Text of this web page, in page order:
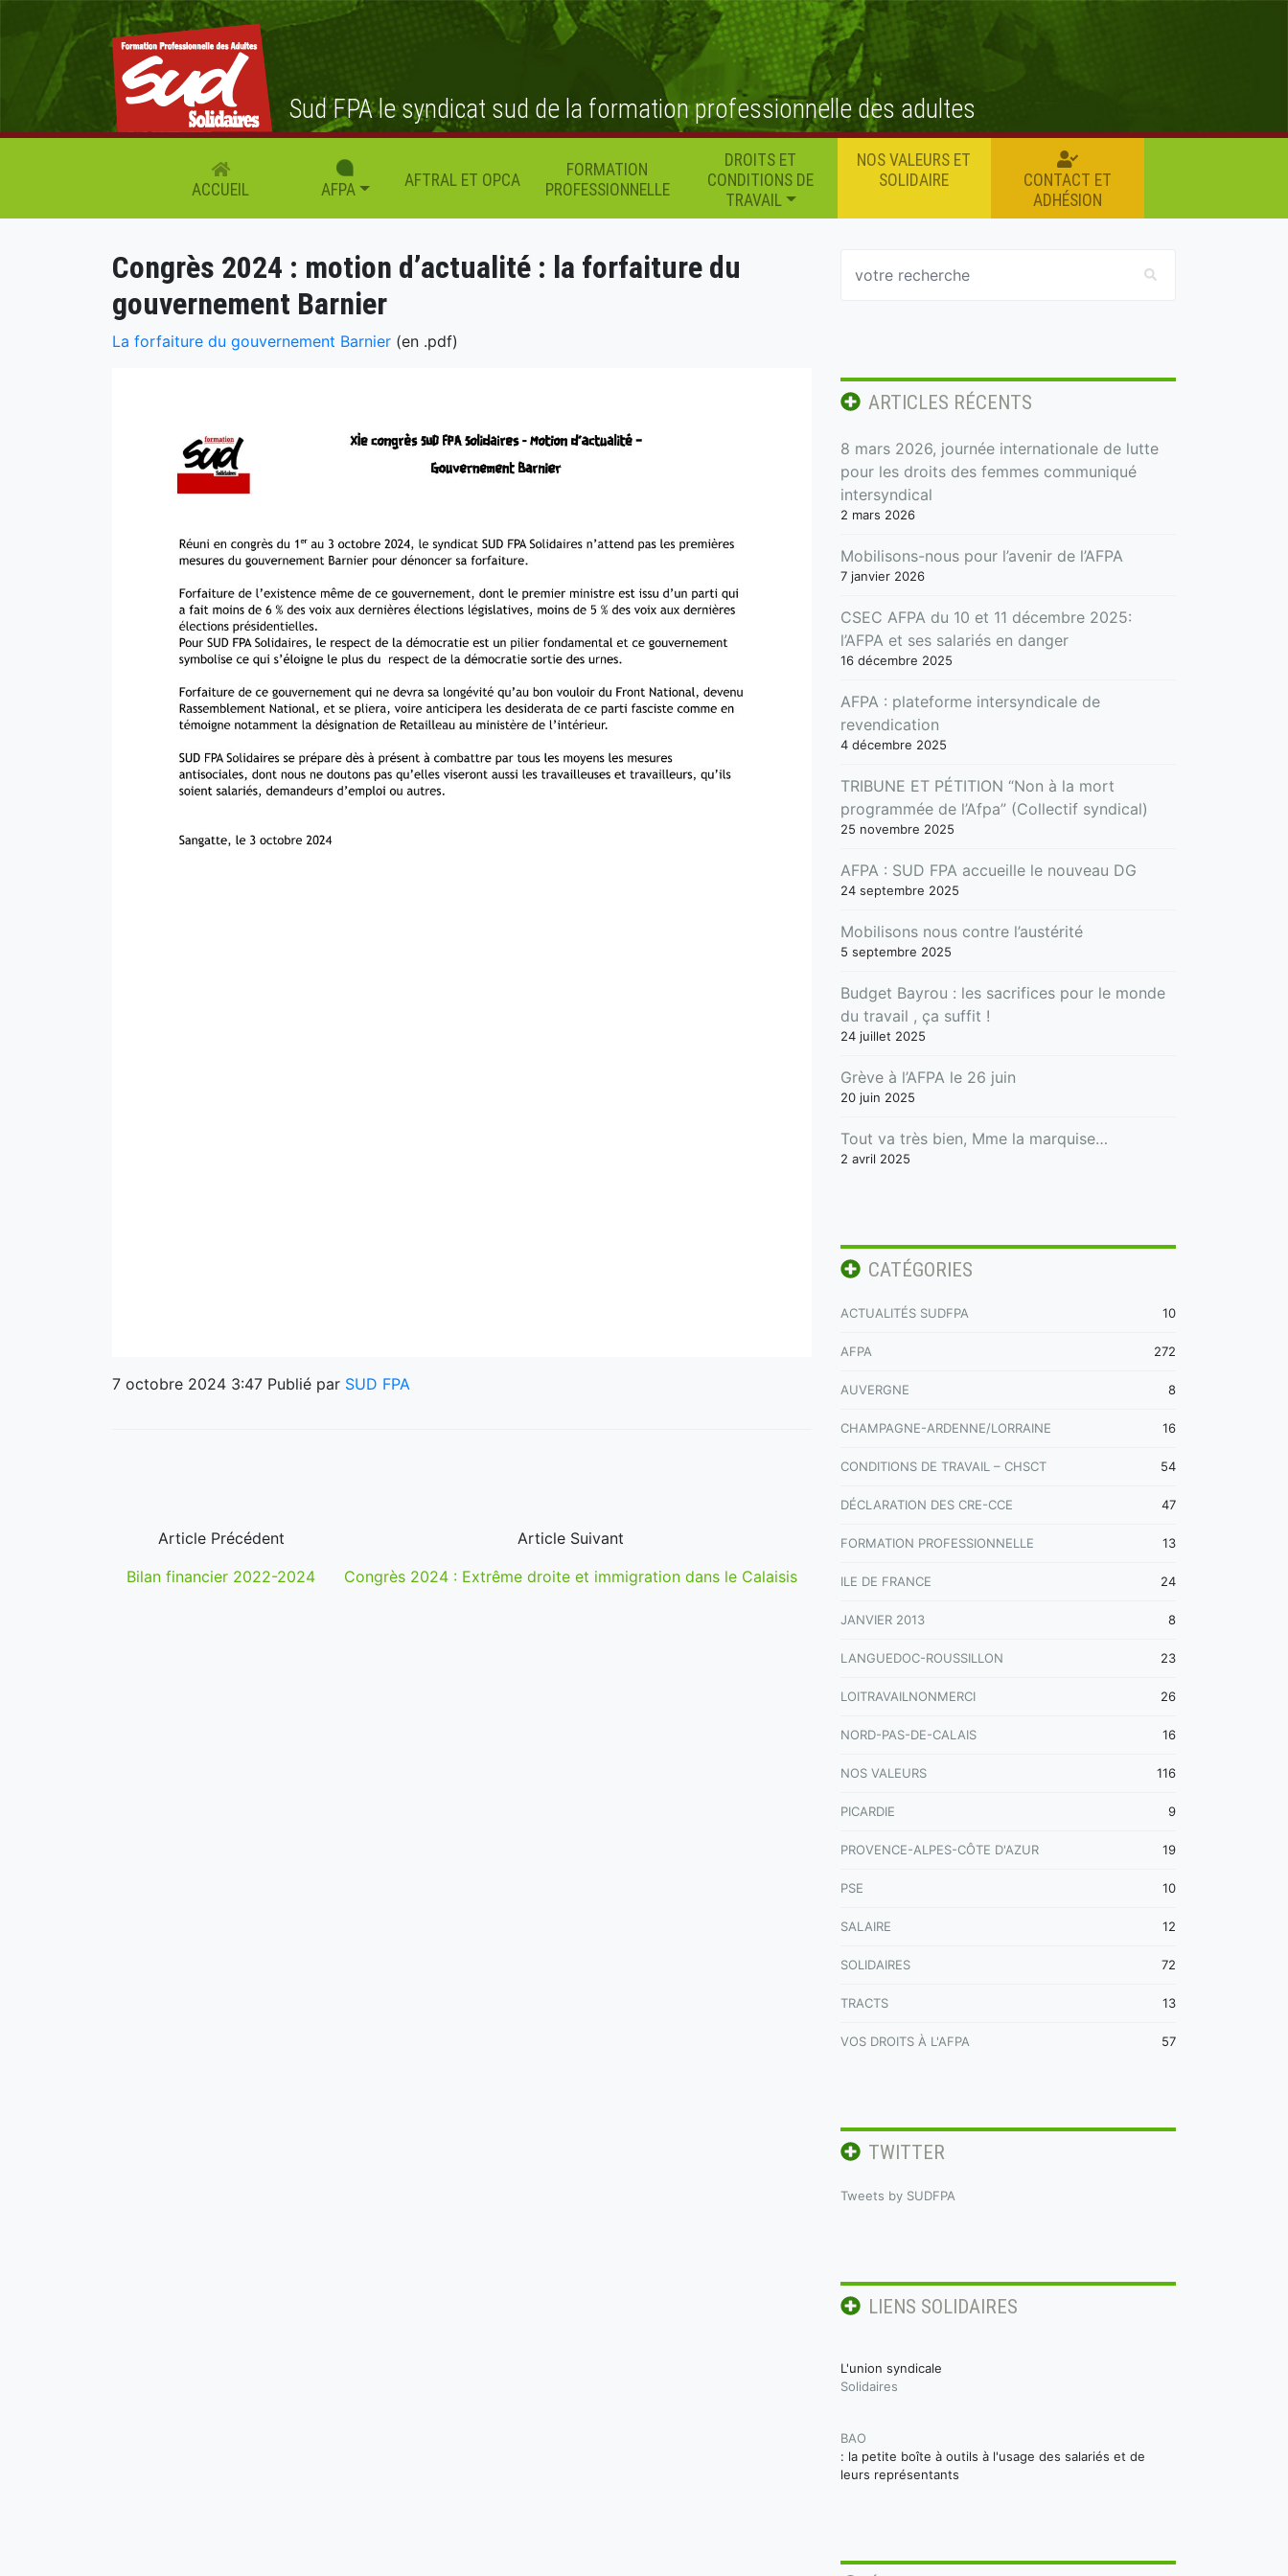
Sud FPA le syndicat sud de la formation professionnelle des adultes
ACCUEIL AFPA AFTRAL ET OPCA
FORMATION
PROFESSIONNELLE
DROITS ET
CONDITIONS DE
TRAVAIL
NOS VALEURS ET
SOLIDAIRE
CONTACT ET
ADHÉSION
Congrès 2024 : motion d’actualité : la forfaiture du
gouvernement Barnier
La forfaiture du gouvernement Barnier (en .pdf)
7 octobre 2024 3:47 Publié par SUD FPA
Article Précédent
Bilan financier 2022-2024
Article Suivant
Congrès 2024 : Extrême droite et immigration dans le Calaisis
ARTICLES RÉCENTS
8 mars 2026, journée internationale de lutte
pour les droits des femmes communiqué
intersyndical
2 mars 2026
Mobilisons-nous pour l’avenir de l’AFPA
7 janvier 2026
CSEC AFPA du 10 et 11 décembre 2025:
l’AFPA et ses salariés en danger
16 décembre 2025
AFPA : plateforme intersyndicale de
revendication
4 décembre 2025
TRIBUNE ET PÉTITION “Non à la mort
programmée de l’Afpa” (Collectif syndical)
25 novembre 2025
AFPA : SUD FPA accueille le nouveau DG
24 septembre 2025
Mobilisons nous contre l’austérité
5 septembre 2025
Budget Bayrou : les sacrifices pour le monde
du travail , ça suffit !
24 juillet 2025
Grève à l’AFPA le 26 juin
20 juin 2025
Tout va très bien, Mme la marquise…
2 avril 2025
CATÉGORIES
ACTUALITÉS SUDFPA 10
AFPA 272
AUVERGNE 8
CHAMPAGNE-ARDENNE/LORRAINE 16
CONDITIONS DE TRAVAIL – CHSCT 54
DÉCLARATION DES CRE-CCE 47
FORMATION PROFESSIONNELLE 13
ILE DE FRANCE 24
JANVIER 2013 8
LANGUEDOC-ROUSSILLON 23
LOITRAVAILNONMERCI 26
NORD-PAS-DE-CALAIS 16
NOS VALEURS 116
PICARDIE 9
PROVENCE-ALPES-CÔTE D'AZUR 19
PSE 10
SALAIRE 12
SOLIDAIRES 72
TRACTS 13
VOS DROITS À L'AFPA 57
TWITTER
Tweets by SUDFPA
LIENS SOLIDAIRES
L'union syndicale
Solidaires
BAO
: la petite boîte à outils à l'usage des salariés et de
leurs représentants